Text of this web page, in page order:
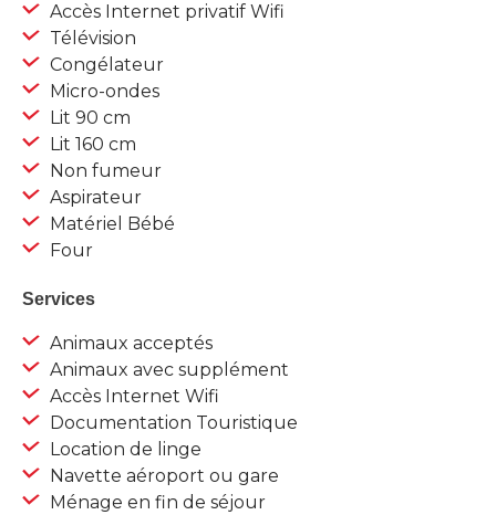
Accès Internet privatif Wifi
Télévision
Congélateur
Micro-ondes
Lit 90 cm
Lit 160 cm
Non fumeur
Aspirateur
Matériel Bébé
Four
Services
Animaux acceptés
Animaux avec supplément
Accès Internet Wifi
Documentation Touristique
Location de linge
Navette aéroport ou gare
Ménage en fin de séjour